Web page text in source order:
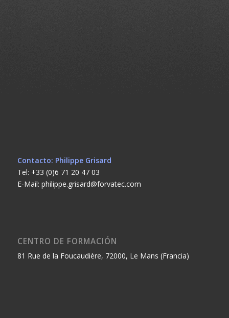
Contacto: Philippe Grisard
Tel: +33 (0)6 71 20 47 03
E-Mail: philippe.grisard@forvatec.com
CENTRO DE FORMACIÓN
81 Rue de la Foucaudière, 72000, Le Mans (Francia)